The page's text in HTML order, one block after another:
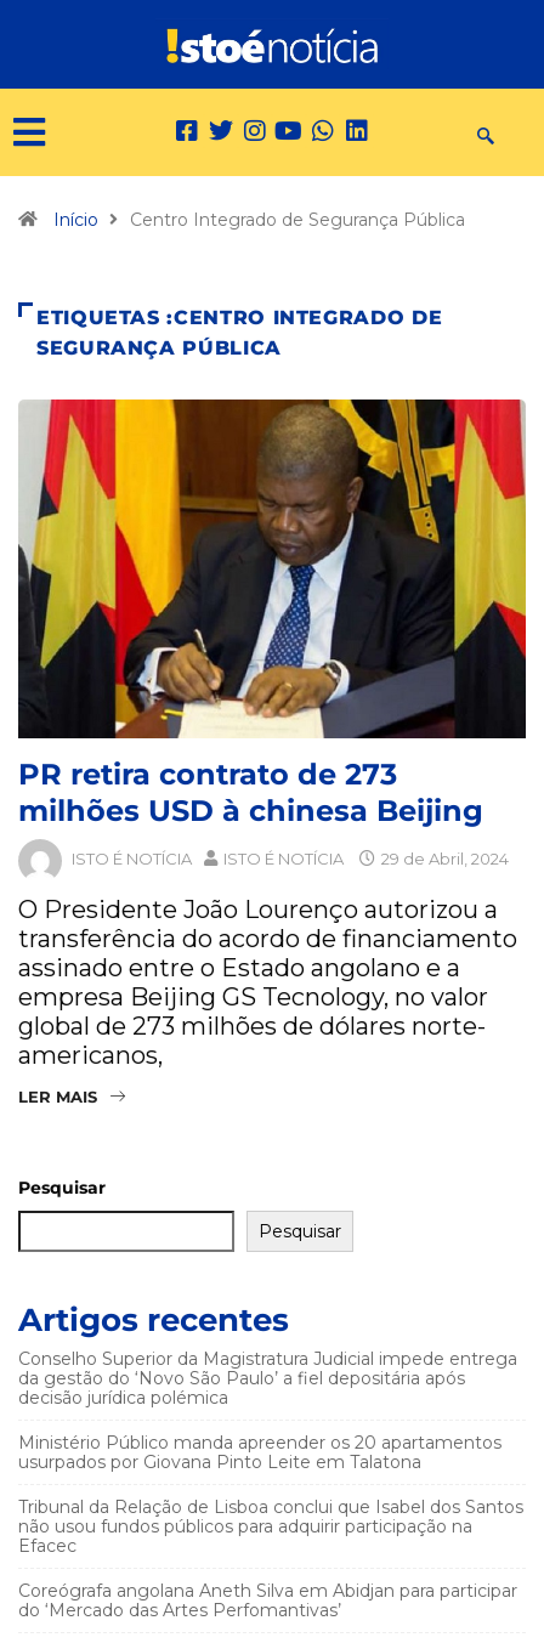
Início Centro Integrado de Segurança Pública
ETIQUETAS :CENTRO INTEGRADO DE
SEGURANÇA PÚBLICA
PR retira contrato de 273
milhões USD à chinesa Beijing
ISTO É NOTÍCIA ISTO É NOTÍCIA 29 de Abril, 2024
O Presidente João Lourenço autorizou a
transferência do acordo de financiamento
assinado entre o Estado angolano e a
empresa Beijing GS Tecnology, no valor
global de 273 milhões de dólares norte-
americanos,
LER MAIS
Pesquisar
Pesquisar
Artigos recentes
Conselho Superior da Magistratura Judicial impede entrega
da gestão do ‘Novo São Paulo’ a fiel depositária após
decisão jurídica polémica
Ministério Público manda apreender os 20 apartamentos
usurpados por Giovana Pinto Leite em Talatona
Tribunal da Relação de Lisboa conclui que Isabel dos Santos
não usou fundos públicos para adquirir participação na
Efacec
Coreógrafa angolana Aneth Silva em Abidjan para participar
do ‘Mercado das Artes Perfomantivas’